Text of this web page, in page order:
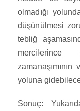
olmadığı
düşünülmesi
tebliğ
mercilerince
yoluna
Sonuç: